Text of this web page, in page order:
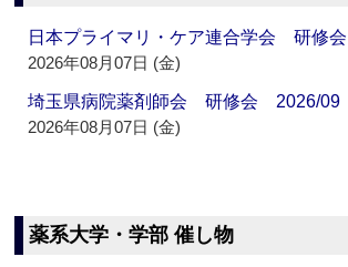
日本プライマリ・ケア連合学会 研修
2026年08月07日 (金)
埼玉県病院薬剤師会 研修会 2026/09
2026年08月07日 (金)
薬系大学・学部 催し物